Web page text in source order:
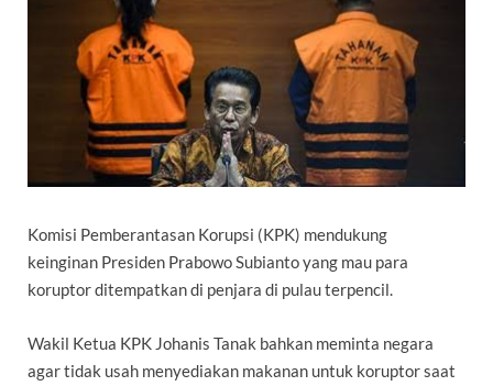
Komisi Pemberantasan Korupsi (KPK) mendukung
keinginan Presiden Prabowo Subiantoyang mau para
koruptor ditempatkan di penjara di pulau terpencil.
Wakil Ketua KPK Johanis Tanak bahkan meminta negara
agar tidak usah menyediakan makanan untuk koruptor saat